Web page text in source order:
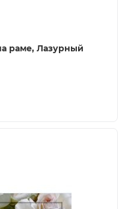
раме, Лазурный